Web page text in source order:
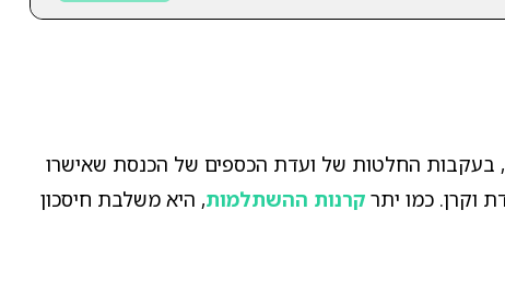
קרן השתלמות לשופטים היא קרן השתלמות ענפית ייעודית לשופטי בתי המשפט בישראל. הקרן הוקמה בשנת 1977, בעקבות החלטות של ועדת הכספים של הכנסת שאישרו
קרנות ההשתלמות, היא משלבת חיסכון